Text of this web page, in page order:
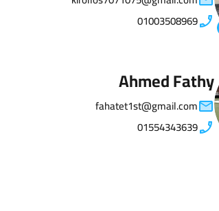
01003508969
Ahmed Fathy
fahatet1st@gmail.com
01554343639